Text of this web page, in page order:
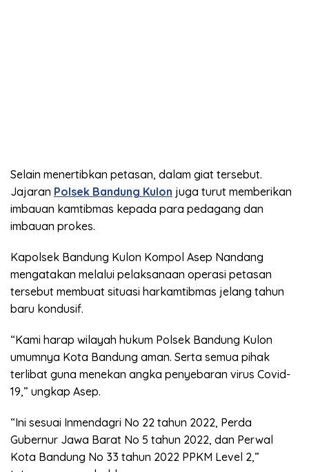
Selain menertibkan petasan, dalam giat tersebut.
Jajaran Polsek Bandung Kulon juga turut memberikan
imbauan kamtibmas kepada para pedagang dan
imbauan prokes.
Kapolsek Bandung Kulon Kompol Asep Nandang
mengatakan melalui pelaksanaan operasi petasan
tersebut membuat situasi harkamtibmas jelang tahun
baru kondusif.
“Kami harap wilayah hukum Polsek Bandung Kulon
umumnya Kota Bandung aman. Serta semua pihak
terlibat guna menekan angka penyebaran virus Covid-
19,” ungkap Asep.
“Ini sesuai Inmendagri No 22 tahun 2022, Perda
Gubernur Jawa Barat No 5 tahun 2022, dan Perwal
Kota Bandung No 33 tahun 2022 PPKM Level 2,”